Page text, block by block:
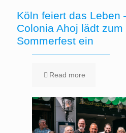
Köln feiert das Leben
Colonia Ahoj lädt
Sommerfest ein
Read more